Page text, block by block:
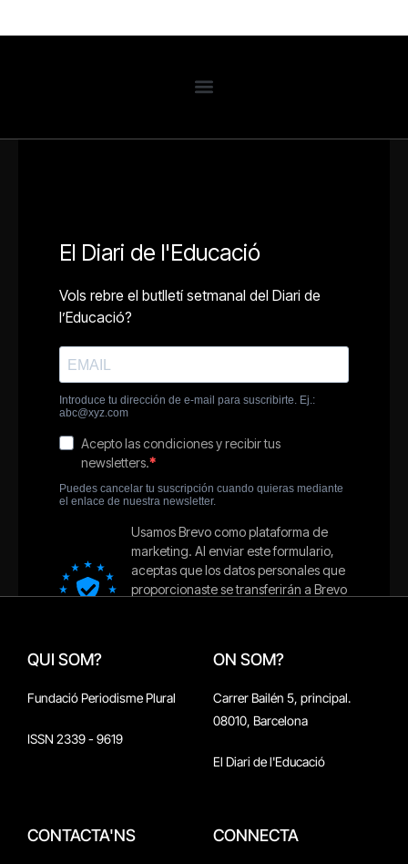
QUI SOM?
Fundació Periodisme Plural
ISSN 2339 - 9619
ON SOM?
Carrer Bailén 5, principal.
08010, Barcelona
El Diari de l'Educació
CONTACTA'NS CONNECTA